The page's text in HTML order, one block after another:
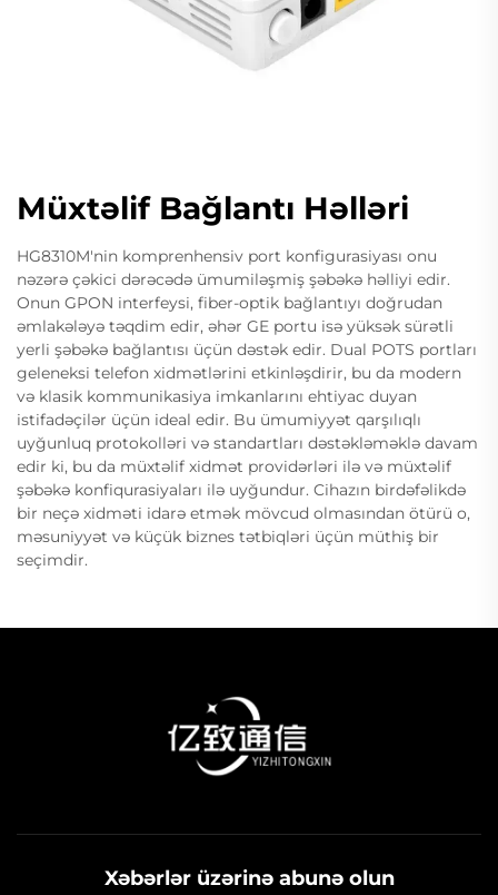
Müxtəlif Bağlantı Həlləri
HG8310M'nin komprenhensiv port konfigurasiyası onu
nəzərə çəkici dərəcədə ümumiləşmiş şəbəkə həlliyi edir.
Onun GPON interfeysi, fiber-optik bağlantıyı doğrudan
əmlakələyə təqdim edir, əhər GE portu isə yüksək sürətli
yerli şəbəkə bağlantısı üçün dəstək edir. Dual POTS portları
geleneksi telefon xidmətlərini etkinləşdirir, bu da modern
və klasik kommunikasiya imkanlarını ehtiyac duyan
istifadəçilər üçün ideal edir. Bu ümumiyyət qarşılıqlı
uyğunluq protokolləri və standartları dəstəkləməklə davam
edir ki, bu da müxtəlif xidmət providərləri ilə və müxtəlif
şəbəkə konfiqurasiyaları ilə uyğundur. Cihazın birdəfəlikdə
bir neçə xidməti idarə etmək mövcud olmasından ötürü o,
məsuniyyət və küçük biznes tətbiqləri üçün müthiş bir
seçimdir.
Xəbərlər üzərinə abunə olun